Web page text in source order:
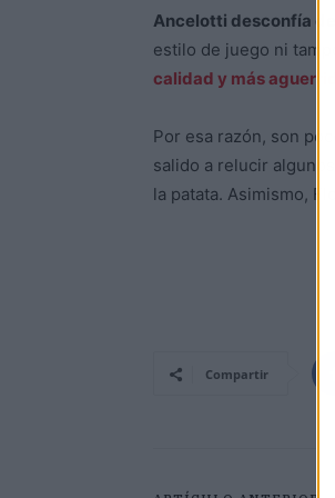
Ancelotti desconfía
estilo de juego ni
calidad y más
Por esa razón, son
salido a relucir
la patata. Asimismo,
Compartir